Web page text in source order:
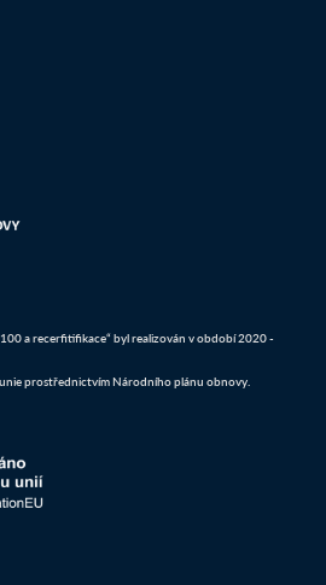
a recerfitifikace“ byl realizován v období 2020 -
prostřednictvím Národního plánu obnovy.